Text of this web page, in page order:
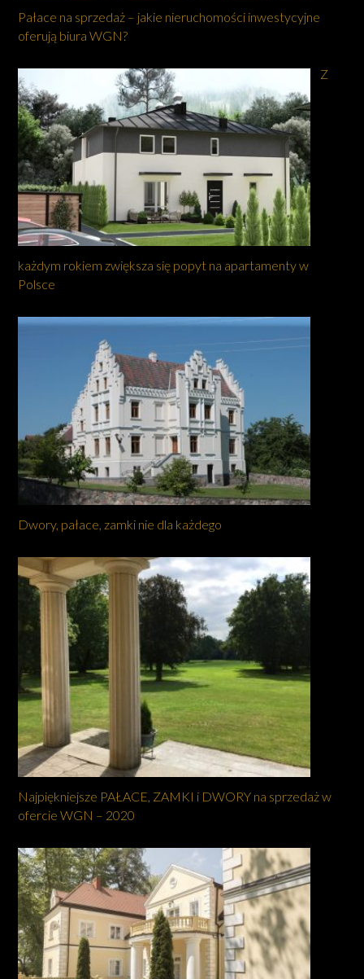
Pałace na sprzedaż – jakie nieruchomości inwestycyjne
oferują biura WGN?
Z
każdym rokiem zwiększa się popyt na apartamenty w
Polsce
Dwory, pałace, zamki nie dla każdego
Najpiękniejsze PAŁACE, ZAMKI i DWORY na sprzedaż w
ofercie WGN – 2020